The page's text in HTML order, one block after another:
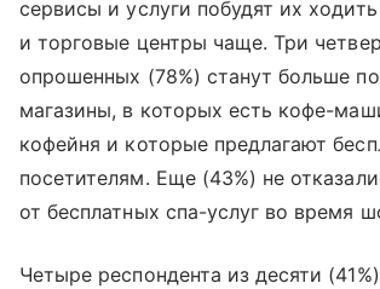
сервисы и услуги побудят их
и торговые центры чаще. Три
опрошенных (78%) станут больше
магазины, в которых есть кофе-
кофейня и которые предлагают
посетителям. Еще (43%) не
от бесплатных спа-услуг во время
Четыре респондента из десяти